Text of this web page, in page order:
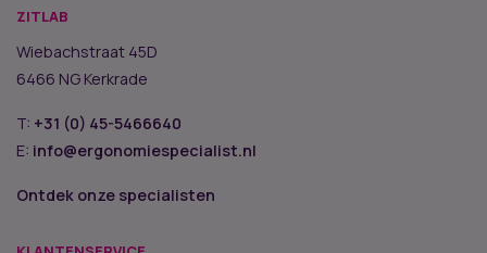
ZITLAB
Wiebachstraat 45D
6466 NG Kerkrade
T: +31 (0) 45-5466640
E: info@ergonomiespecialist.nl
Ontdek onze specialisten